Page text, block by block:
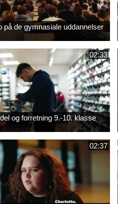
på de gymnasiale uddannelser
02:33
og forretning 9.-10. klasse
02:37